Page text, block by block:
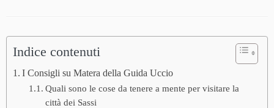
Indice contenuti
I Consigli su Matera della Guida Uccio
Quali sono le cose da tenere a mente per visitare la
città dei Sassi